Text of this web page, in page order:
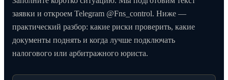
заявки и откроем Telegram @Fns_control. Ниже —
практический разбор: какие риски проверить, какие
документы поднять и когда лучше подключать
налогового или арбитражного юриста.